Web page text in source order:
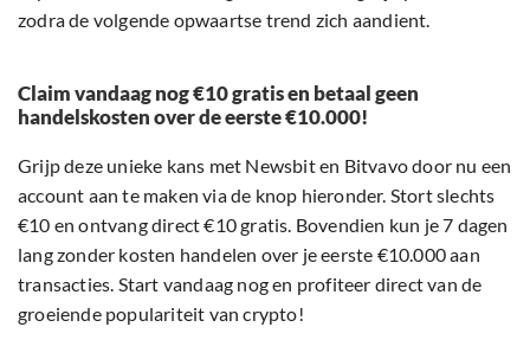
zodra de volgende opwaartse trend zich aandient.
Claim vandaag nog €10 gratis en betaal geen
handelskosten over de eerste €10.000!
Grijp deze unieke kans met Newsbit en Bitvavo door nu een
account aan te maken via de knop hieronder. Stort slechts
€10 en ontvang direct €10 gratis. Bovendien kun je 7 dagen
lang zonder kosten handelen over je eerste €10.000 aan
transacties. Start vandaag nog en profiteer direct van de
groeiende populariteit van crypto!